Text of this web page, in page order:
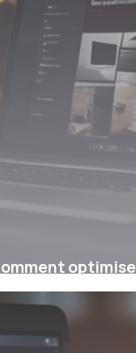
pour booster